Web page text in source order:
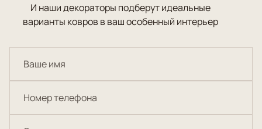
И наши декораторы подберут идеальные
варианты ковров в ваш особенный интерьер